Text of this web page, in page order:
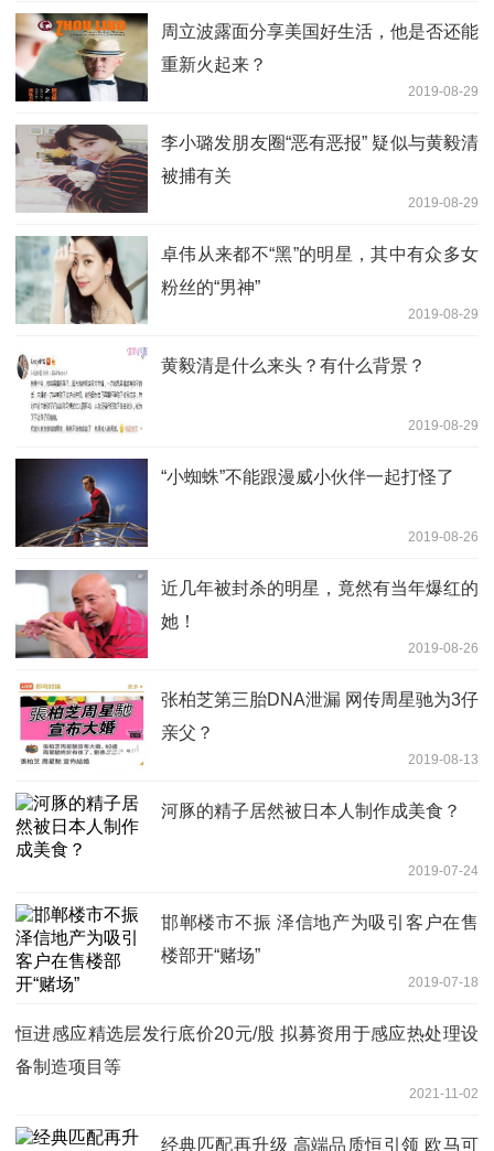
周立波露面分享美国好生活，他是否还能
重新火起来？
2019-08-29
李小璐发朋友圈“恶有恶报” 疑似与黄毅清
被捕有关
2019-08-29
卓伟从来都不“黑”的明星，其中有众多女
粉丝的“男神”
2019-08-29
黄毅清是什么来头？有什么背景？
2019-08-29
“小蜘蛛”不能跟漫威小伙伴一起打怪了
2019-08-26
近几年被封杀的明星，竟然有当年爆红的
她！
2019-08-26
张柏芝第三胎DNA泄漏 网传周星驰为3仔
亲父？
2019-08-13
河豚的精子居然被日本人制作成美食？
2019-07-24
邯郸楼市不振 泽信地产为吸引客户在售
楼部开“赌场”
2019-07-18
恒进感应精选层发行底价20元/股 拟募资用于感应热处理设
备制造项目等
2021-11-02
经典匹配再升级 高端品质恒引领 欧马可